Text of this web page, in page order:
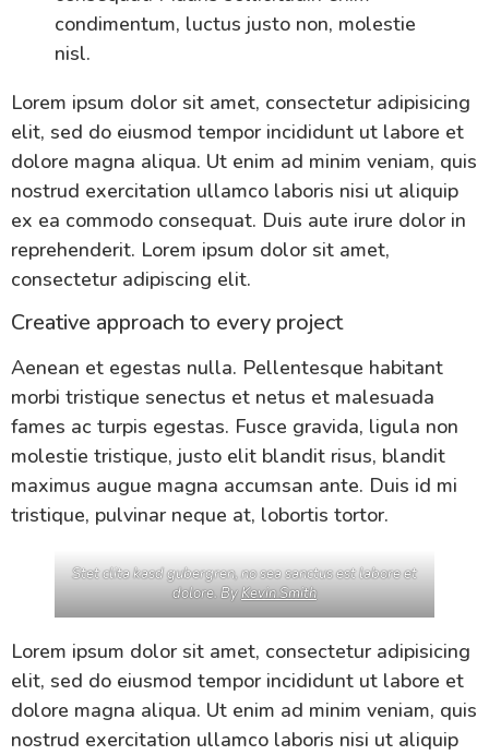
condimentum, luctus justo non, molestie
nisl.
Lorem ipsum dolor sit amet, consectetur adipisicing
elit, sed do eiusmod tempor incididunt ut labore et
dolore magna aliqua. Ut enim ad minim veniam, quis
nostrud exercitation ullamco laboris nisi ut aliquip
ex ea commodo consequat. Duis aute irure dolor in
reprehenderit. Lorem ipsum dolor sit amet,
consectetur adipiscing elit.
Creative approach to every project
Aenean et egestas nulla. Pellentesque habitant
morbi tristique senectus et netus et malesuada
fames ac turpis egestas. Fusce gravida, ligula non
molestie tristique, justo elit blandit risus, blandit
maximus augue magna accumsan ante. Duis id mi
tristique, pulvinar neque at, lobortis tortor.
Stet clita kasd gubergren, no sea sanctus est labore et
dolore. ByKevin Smith
Lorem ipsum dolor sit amet, consectetur adipisicing
elit, sed do eiusmod tempor incididunt ut labore et
dolore magna aliqua. Ut enim ad minim veniam, quis
nostrud exercitation ullamco laboris nisi ut aliquip